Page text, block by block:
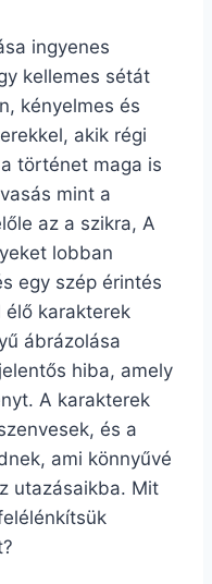
ingyenes
kellemes sétát
kényelmes és
akik régi
történet maga is
mint a
az a szikra, A
lobban
egy szép érintés
karakterek
ábrázolása
hiba, amely
A karakterek
és a
ami könnyűvé
utazásaikba. Mit